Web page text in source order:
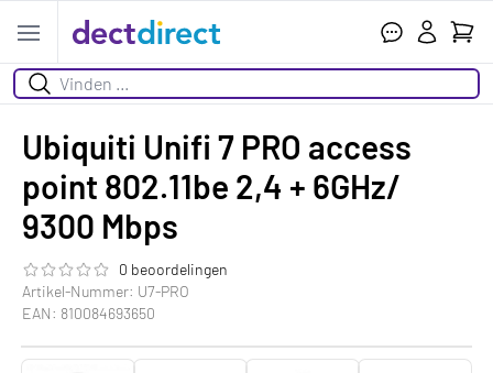
Open menu
Suchen
Ihr
Ubiquiti Unifi 7 PRO access
point 802.11be 2,4 + 6GHz/
9300 Mbps
Die Bewertung dieses Produkts ist
0 beoordelingen
Artikel-Nummer: U7-PRO
EAN: 810084693650